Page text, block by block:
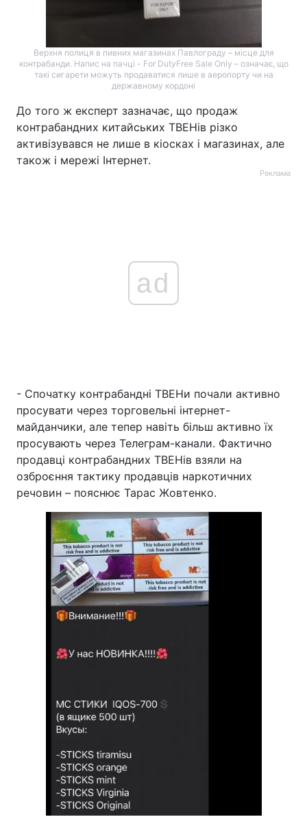
Верхня полиця в пивних магазинах Павлограду – місце для
контрабанди. Напис на пачці - For DutyFree Sale Only – означає, що
такі сигарети можуть продаватися лише в аеропорту чи на
державному кордоні
До того ж експерт зазначає, що продаж
контрабандних китайських ТВЕНів різко
активізувався не лише в кіосках і магазинах, але
також і мережі Інтернет.
Реклама
ad
- Спочатку контрабандні ТВЕНи почали активно
просувати через торговельні інтернет-
майданчики, але тепер навіть більш активно їх
просувають через Телеграм-канали. Фактично
продавці контрабандних ТВЕНів взяли на
озброєння тактику продавців наркотичних
речовин – пояснює Тарас Жовтенко.